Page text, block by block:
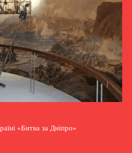
«Битва за Дніпро»